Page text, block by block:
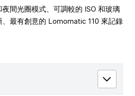
間光圈模式、可調較的 ISO 和玻璃
最有創意的 Lomomatic 110 來記錄